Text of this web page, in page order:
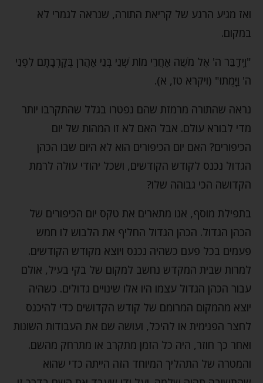
ואז מגיע הרגע של קריאת התורה, שנראה לגמרי לא
במקום.
"וַיְדַבֵּר ה' אֶל מֹשֶׁה אַחֲרֵי מוֹת שְׁנֵי בְּנֵי אַהֲרֹן בְּקָרְבָתָם לִפְנֵי
ה' וַיָּמֻתוּ" (ויקרא טז, א).
נראה שהתורה מרמזת שהם נפטרו בגלל שהתקרבו יותר
מדי לבורא עולם. אבל האם לא זו המהות של יום
הכיפורים? האם יום הכיפורים הוא לא היום שבו הכהן
הגדול נכנס לקודש הקודשים, ושכל יהודי עולה לרמת
הקדושה הכי גבוהה שלו?
בתפילת מוסף, אנו מתארים את טקס יום הכיפורים של
הכהן הגדול. הכהן הגדול החליף את הלבוש לו חמש
פעמים בכל פעם כשהיה נכנס ויוצא מקודש הקודשים.
למרות שבית המקדש נחשב למקום של בקי בעיל, אולם
עבור הכהן הגדול עצמו היו אלו שינויים גדולים. כשהיה
יוצא מהמקום המרומם של קודש הקדושים כדי להיכנס
לחצר הפנימית או להיכל, ועושה שם את העבודות השונות
ואחר כך חוזר, היה כל הזמן מתקרב או מתרחק מהשם.
והמטרה של התהליך המיוחד הזה הייתה כדי שהוא